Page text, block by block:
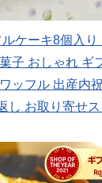
ルケーキ8個入
子 おしゃれ ギ
ッフル 出産内
し お取り寄せ